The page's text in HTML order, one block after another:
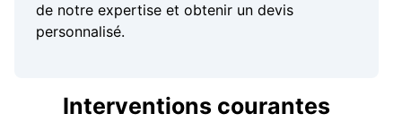
de notre expertise et obtenir un devis
personnalisé.
Interventions courantes